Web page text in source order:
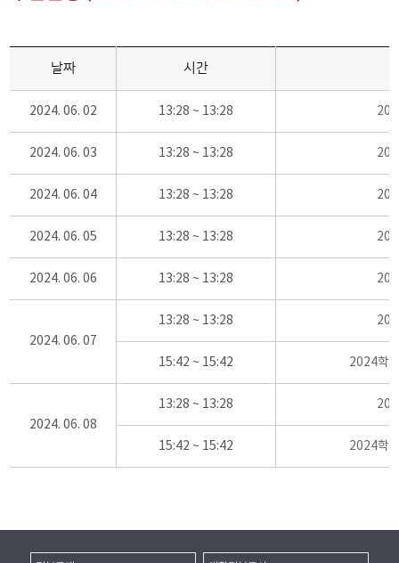
날짜 시간
2024. 06. 02 13:28 ~ 13:28
2024. 06. 03 13:28 ~ 13:28
2024. 06. 04 13:28 ~ 13:28
2024. 06. 05 13:28 ~ 13:28
2024. 06. 06 13:28 ~ 13:28
2024. 06. 07
13:28 ~ 13:28
15:42 ~ 15:42 2024학
2024. 06. 08
13:28 ~ 13:28
15:42 ~ 15:42 2024학